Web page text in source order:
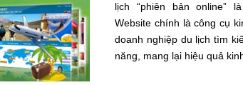
lịch “phiên bản online”
Website chính là công cụ
doanh nghiệp du lịch tìm
năng, mang lại hiệu quả